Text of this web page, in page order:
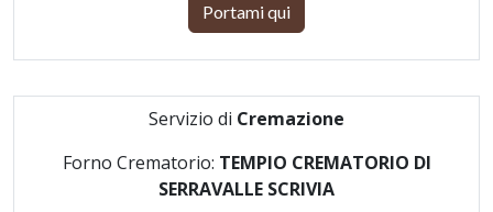
Portami qui
Servizio di Cremazione
Forno Crematorio: TEMPIO CREMATORIO DI
SERRAVALLE SCRIVIA